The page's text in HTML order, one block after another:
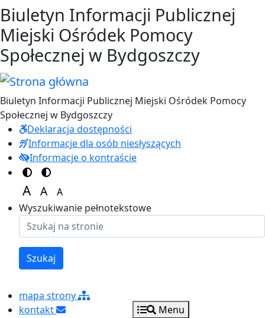
Przejdź do treści
Przejdź do menu
Biuletyn Informacji Publicznej
Miejski Ośródek Pomocy
Społecznej w Bydgoszczy
Biuletyn Informacji Publicznej Miejski Ośródek Pomocy
Społecznej w Bydgoszczy
Deklaracja dostępności
Informacje dla osób niesłyszących
Informacje o kontraście
Switch to color theme
Switch to high visibility theme
A
Set font size to 150%
A
Set font size to 125%
A
Set font size to 100%
Wyszukiwanie pełnotekstowe
Szukaj
mapa strony
kontakt
Menu